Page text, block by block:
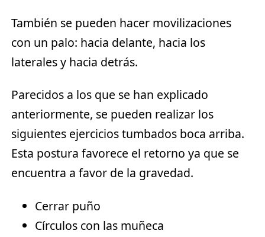
También se pueden hacer movilizaciones
con un palo: hacia delante, hacia los
laterales y hacia detrás.
Parecidos a los que se han explicado
anteriormente, se pueden realizar los
siguientes ejercicios tumbados boca arriba.
Esta postura favorece el retorno ya que se
encuentra a favor de la gravedad.
Cerrar puño
Círculos con las muñeca